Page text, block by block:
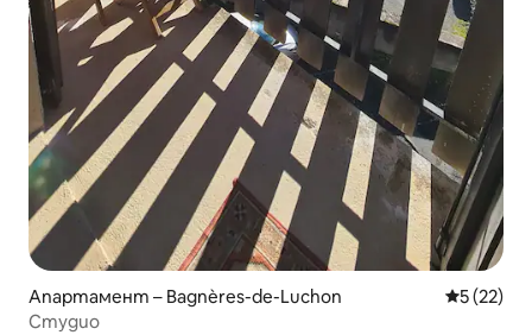
Апартамент – Bagnères-de-Luchon Средна
5 (22)
Студио